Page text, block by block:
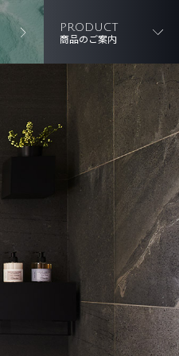
PRODUCT
商品のご案内